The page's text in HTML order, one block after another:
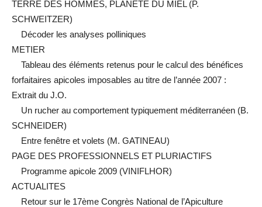
TERRE DES HOMMES, PLANETE DU MIEL (P.
SCHWEITZER)
Décoder les analyses polliniques
METIER
Tableau des éléments retenus pour le calcul des bénéfices
forfaitaires apicoles imposables au titre de l’année 2007 :
Extrait du J.O.
Un rucher au comportement typiquement méditerranéen (B.
SCHNEIDER)
Entre fenêtre et volets (M. GATINEAU)
PAGE DES PROFESSIONNELS ET PLURIACTIFS
Programme apicole 2009 (VINIFLHOR)
ACTUALITES
Retour sur le 17ème Congrès National de l’Apiculture